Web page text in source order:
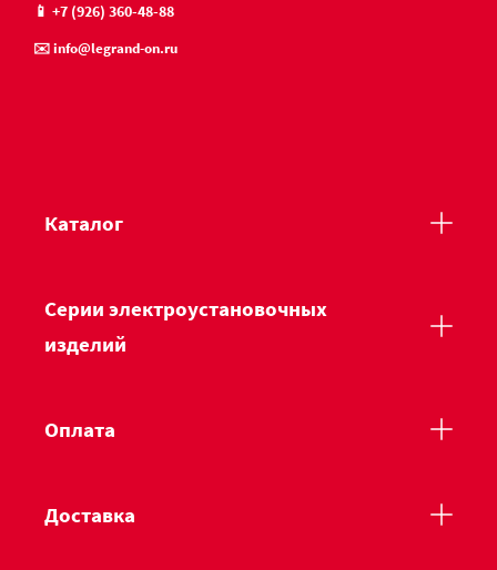
📱 +7 (926) 360-48-88
✉️ info@legrand-on.ru
Каталог
Серии электроустановочных
изделий
Оплата
Доставка